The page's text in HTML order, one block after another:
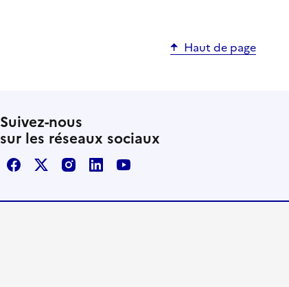
Haut de page
Suivez-nous
sur les réseaux sociaux
FacebookX / TwitterInstagram
LinkedInYoutube